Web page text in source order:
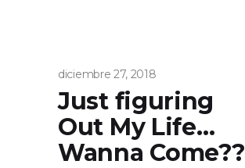
diciembre 27, 2018
Just figuring
Out My Life…
Wanna Come??